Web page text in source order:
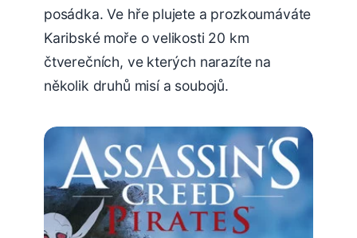
posádka. Ve hře plujete a prozkoumáváte
Karibské moře o velikosti 20 km
čtverečních, ve kterých narazíte na
několik druhů misí a soubojů.